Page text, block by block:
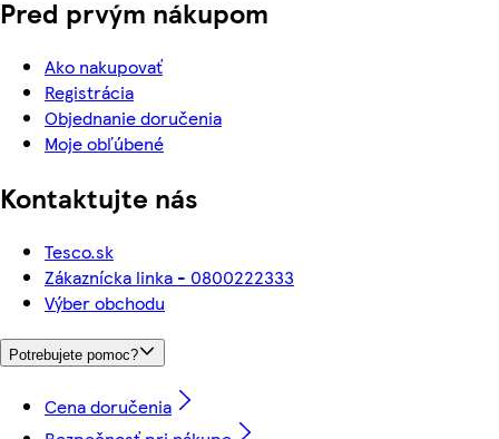
Pred prvým nákupom
Ako nakupovať
Registrácia
Objednanie doručenia
Moje obľúbené
Kontaktujte nás
Tesco.sk
Zákaznícka linka - 0800222333
Výber obchodu
Potrebujete pomoc?
Cena doručenia